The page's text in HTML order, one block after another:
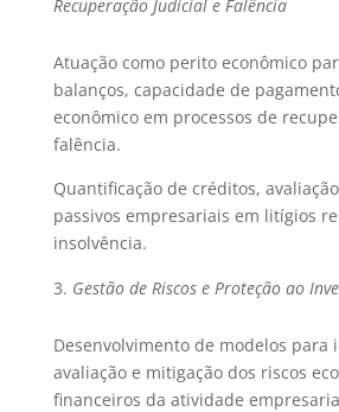
Recuperação Judicial e Falência
Atuação como perito econômico
balanços, capacidade de
econômico em processos de
falência.
Quantificação de créditos,
passivos empresariais em litígios
insolvência.
Gestão de Riscos e Proteção ao
Desenvolvimento de modelos para
avaliação e mitigação dos riscos
financeiros da atividade